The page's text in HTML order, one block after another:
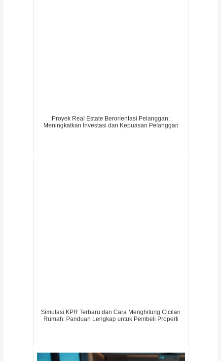
Proyek Real Estate Berorientasi Pelanggan:
Meningkatkan Investasi dan Kepuasan Pelanggan
Simulasi KPR Terbaru dan Cara Menghitung Cicilan
Rumah: Panduan Lengkap untuk Pembeli Properti